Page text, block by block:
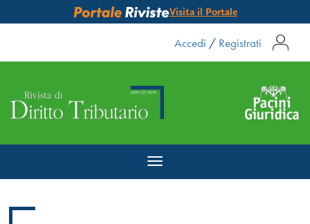
Visita il Portale
Accedi / Registrati
Toggle
navigation